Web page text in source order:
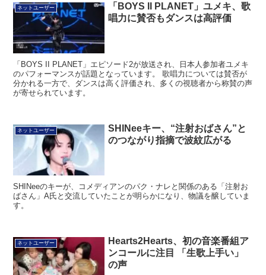
ネットユーザー
「BOYS II PLANET」ユメキ、歌
唱力に賛否もダンスは高評価
「BOYS II PLANET」エピソード2が放送され、日本人参加者ユメキ
のパフォーマンスが話題となっています。 歌唱力については賛否が
分かれる一方で、ダンスは高く評価され、多くの視聴者から称賛の声
が寄せられています。
ネットユーザー
SHINeeキー、“注射おばさん”と
のつながり指摘で波紋広がる
SHINeeのキーが、コメディアンのパク・ナレと関係のある「注射お
ばさん」A氏と交流していたことが明らかになり、物議を醸していま
す。
ネットユーザー
Hearts2Hearts、初の音楽番組ア
ンコールに注目 「生歌上手い」
の声